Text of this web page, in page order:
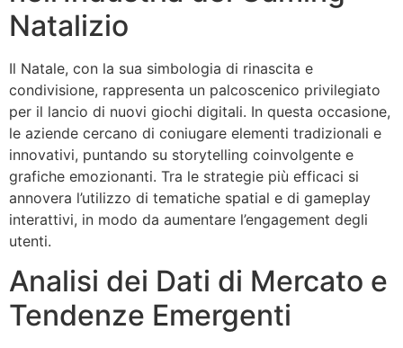
Natalizio
Il Natale, con la sua simbologia di rinascita e
condivisione, rappresenta un palcoscenico privilegiato
per il lancio di nuovi giochi digitali. In questa occasione,
le aziende cercano di coniugare elementi tradizionali e
innovativi, puntando su storytelling coinvolgente e
grafiche emozionanti. Tra le strategie più efficaci si
annovera l’utilizzo di tematiche spatial e di gameplay
interattivi, in modo da aumentare l’engagement degli
utenti.
Analisi dei Dati di Mercato e
Tendenze Emergenti